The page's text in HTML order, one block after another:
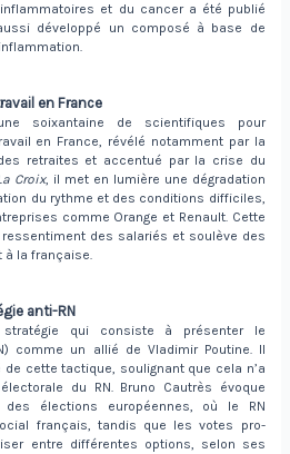
et du cancer a été publié
développé un composé à base de
en France
soixantaine de scientifiques pour
en France, révélé notamment par la
retraites et accentué par la crise du
Croix, il met en lumière une dégradation
du rythme et des conditions difficiles,
comme Orange et Renault. Cette
des salariés et soulève des
à la française.
anti-RN
qui consiste à présenter le
comme un allié de Vladimir Poutine. Il
cette tactique, soulignant que cela n’a
du RN. Bruno Cautrès évoque
élections européennes, où le RN
français, tandis que les votes pro-
entre différentes options, selon ses